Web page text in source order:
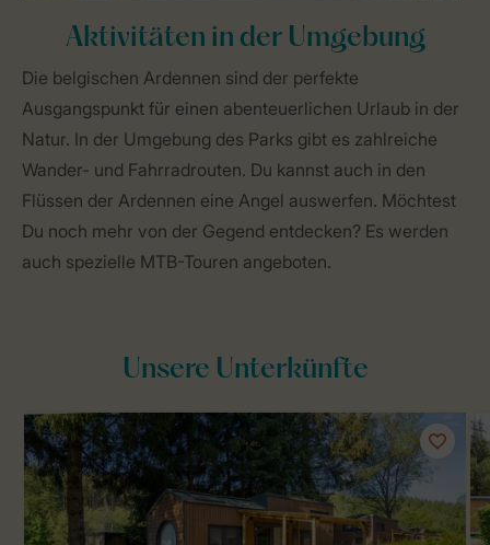
Aktivitäten in der Umgebung
Die belgischen Ardennen sind der perfekte
Ausgangspunkt für einen abenteuerlichen Urlaub in der
Natur. In der Umgebung des Parks gibt es zahlreiche
Wander- und Fahrradrouten. Du kannst auch in den
Flüssen der Ardennen eine Angel auswerfen. Möchtest
Du noch mehr von der Gegend entdecken? Es werden
auch spezielle MTB-Touren angeboten.